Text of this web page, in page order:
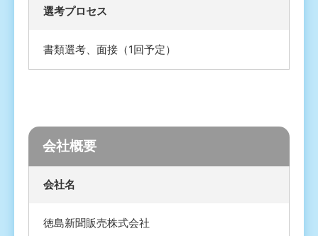
選考プロセス
書類選考、面接（1回予定）
会社概要
会社名
徳島新聞販売株式会社